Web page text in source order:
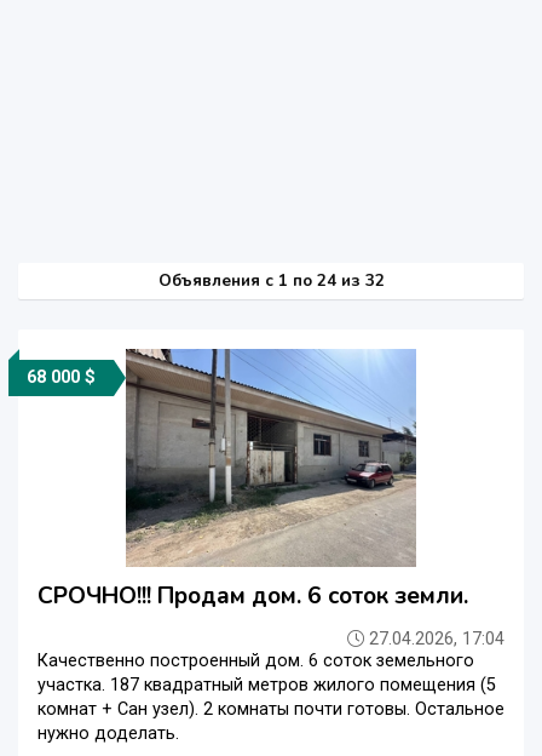
Объявления c 1 по 24 из 32
68 000 $
СРОЧНО!!! Продам дом. 6 соток земли.
27.04.2026, 17:04
Качественно построенный дом. 6 соток земельного
участка. 187 квадратный метров жилого помещения (5
комнат + Сан узел). 2 комнаты почти готовы. Остальное
нужно доделать.